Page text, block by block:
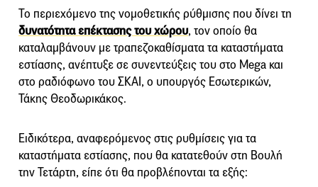
Το περιεχόμενο της νομοθετικής ρύθμισης που δίνει τη
δυνατότητα επέκτασης του χώρου, τον οποίο θα
καταλαμβάνουν με τραπεζοκαθίσματα τα καταστήματα
εστίασης, ανέπτυξε σε συνεντεύξεις του στο Mega και
στο ραδιόφωνο του ΣΚΑΙ, ο υπουργός Εσωτερικών,
Τάκης Θεοδωρικάκος.
Ειδικότερα, αναφερόμενος στις ρυθμίσεις για τα
καταστήματα εστίασης, που θα κατατεθούν στη Βουλή
την Τετάρτη, είπε ότι θα προβλέπονται τα εξής: